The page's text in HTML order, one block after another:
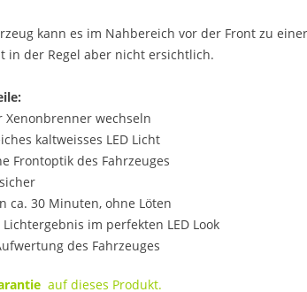
kann es im Nahbereich vor der Front zu
in der Regel aber nicht ersichtlich.
Xenonbrenner wechseln
kaltweisses LED Licht
Frontoptik des Fahrzeuges
ca. 30 Minuten, ohne Löten
im perfekten LED Look
des Fahrzeuges
auf dieses Produkt.